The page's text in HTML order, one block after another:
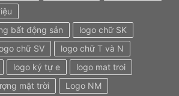
bất động sản
logo chữ SK
chữ SV
logo chữ T và N
logo ký tự e
logo mat troi
mặt trời
Logo NM